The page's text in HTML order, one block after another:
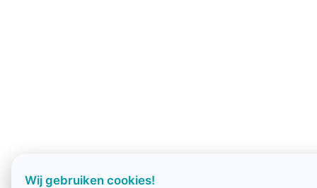
Wij gebruiken cookies!